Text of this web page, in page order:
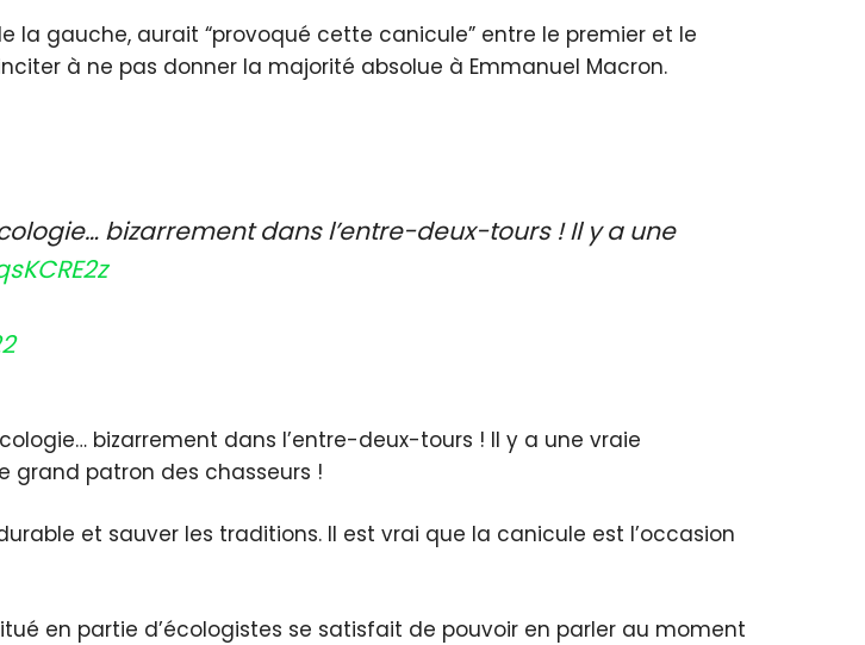
la gauche, aurait “provoqué cette canicule” entre le premier et le
à ne pas donner la majorité absolue à Emmanuel Macron.
bizarrement dans l’entre-deux-tours ! Il y a une
bizarrement dans l’entre-deux-tours ! Il y a une vraie
grand patron des chasseurs !
et sauver les traditions. Il est vrai que la canicule est l’occasion
en partie d’écologistes se satisfait de pouvoir en parler au moment